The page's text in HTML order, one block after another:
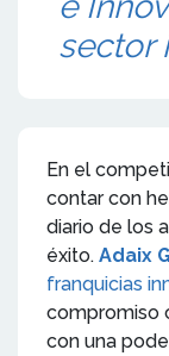
sector
En el
contar con
diario de los
éxito. Adaix
franquicias
compromiso
con una